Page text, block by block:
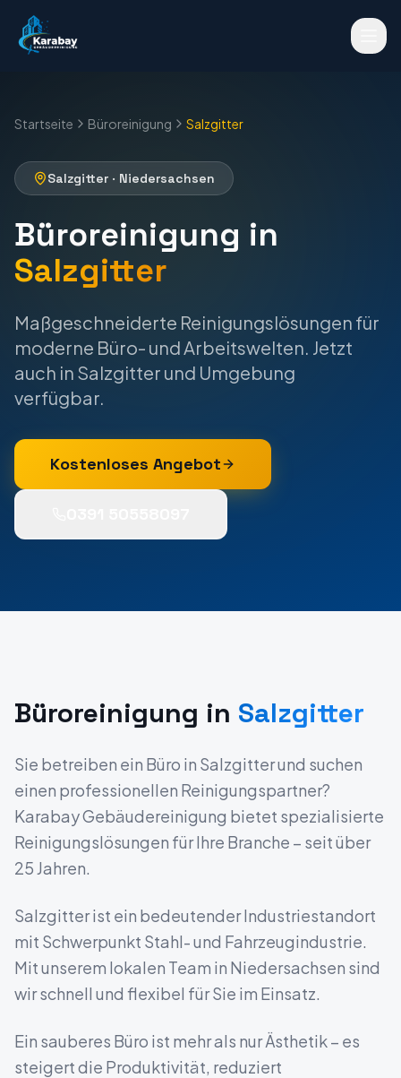
Startseite Büroreinigung Salzgitter
Salzgitter · Niedersachsen
Büroreinigung in
Salzgitter
Maßgeschneiderte Reinigungslösungen für
moderne Büro- und Arbeitswelten. Jetzt
auch in Salzgitter und Umgebung
verfügbar.
Kostenloses Angebot
Büroreinigung in Salzgitter
Sie betreiben ein Büro in Salzgitterund suchen
einen professionellen Reinigungspartner?
Karabay Gebäudereinigung bietet spezialisierte
Reinigungslösungen für Ihre Branche – seit über
25 Jahren.
Salzgitter ist ein bedeutender Industriestandort
mit Schwerpunkt Stahl- und Fahrzeugindustrie.
Mit unserem lokalen Team in Niedersachsen sind
wir schnell und flexibel für Sie im Einsatz.
Ein sauberes Büro ist mehr als nur Ästhetik – es
steigert die Produktivität, reduziert